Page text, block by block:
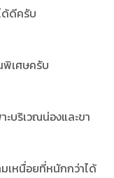
ด้ดีครับ
พิเศษครับ
ะบริเวณน่องและขา
เหนื่อยที่หนักกว่าได้